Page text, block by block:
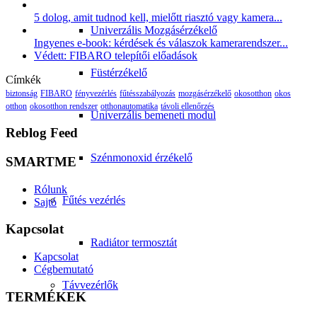
Univerzális Mozgásérzékelő
Füstérzékelő
Univerzális bemeneti modul
Szénmonoxid érzékelő
Fűtés vezérlés
Radiátor termosztát
Távvezérlők
5 dolog, amit tudnod kell, mielőtt riasztó vagy kamera...
Ingyenes e-book: kérdések és válaszok kamerarendszer...
Védett: FIBARO telepítői előadások
Címkék
biztonság FIBARO fényvezérlés fűtésszabályozás mozgásérzékelő okosotthon okos
otthon okosotthon rendszer otthonautomatika távoli ellenőrzés
Reblog Feed
SMARTME
Rólunk
Sajtó
Kapcsolat
Kapcsolat
Cégbemutató
TERMÉKEK